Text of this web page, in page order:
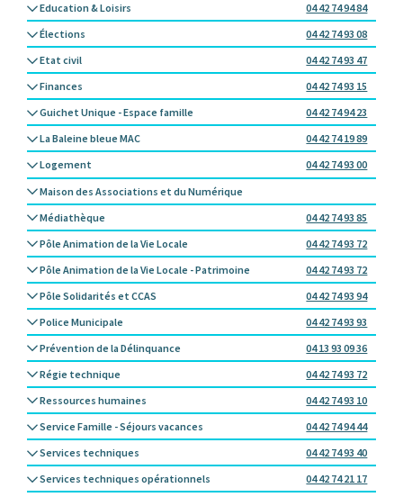
Education & Loisirs
04 42 74 94 84
Élections
04 42 74 93 08
Etat civil
04 42 74 93 47
Finances
04 42 74 93 15
Guichet Unique - Espace famille
04 42 74 94 23
La Baleine bleue MAC
04 42 74 19 89
Logement
04 42 74 93 00
Maison des Associations et du Numérique
Médiathèque
04 42 74 93 85
Pôle Animation de la Vie Locale
04 42 74 93 72
Pôle Animation de la Vie Locale - Patrimoine
04 42 74 93 72
Pôle Solidarités et CCAS
04 42 74 93 94
Police Municipale
04 42 74 93 93
Prévention de la Délinquance
04 13 93 09 36
Régie technique
04 42 74 93 72
Ressources humaines
04 42 74 93 10
Service Famille - Séjours vacances
04 42 74 94 44
Services techniques
04 42 74 93 40
Services techniques opérationnels
04 42 74 21 17